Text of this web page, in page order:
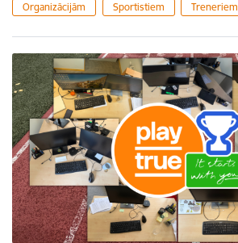
Organizācijām Sportistiem Treneriem